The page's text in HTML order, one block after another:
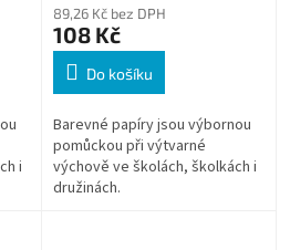
i
89,26 Kč bez DPH
108 Kč
Do košíku
Barevné papíry jsou výbornou
pomůckou při výtvarné
výchově ve školách, školkách i
družinách.